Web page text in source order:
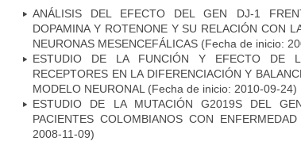
ANÁLISIS DEL EFECTO DEL GEN DJ-1
DOPAMINA Y ROTENONE Y SU RELACIÓN CON
NEURONAS MESENCEFÁLICAS (Fecha de inicio:
ESTUDIO DE LA FUNCIÓN Y EFECTO DE
RECEPTORES EN LA DIFERENCIACIÓN Y
MODELO NEURONAL (Fecha de inicio: 2010-09-24)
ESTUDIO DE LA MUTACIÓN G2019S DEL
PACIENTES COLOMBIANOS CON
2008-11-09)